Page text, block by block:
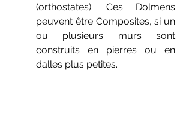
(orthostates). Ces Dolmens
peuvent être Composites, si un
ou plusieurs murs sont
construits en pierres ou en
dalles plus petites.